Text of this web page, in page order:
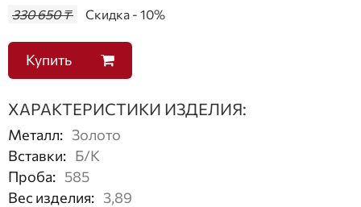
330 650 ₸ Скидка - 10%
Купить
ХАРАКТЕРИСТИКИ ИЗДЕЛИЯ:
Металл: Золото
Вставки: Б/К
Проба: 585
Вес изделия: 3,89